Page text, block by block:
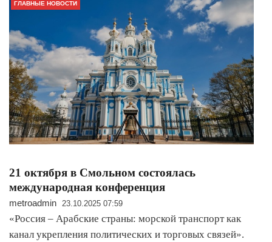
ГЛАВНЫЕ НОВОСТИ
21 октября в Смольном состоялась
международная конференция
metroadmin 23.10.2025 07:59
«Россия – Арабские страны: морской транспорт как
канал укрепления политических и торговых связей».